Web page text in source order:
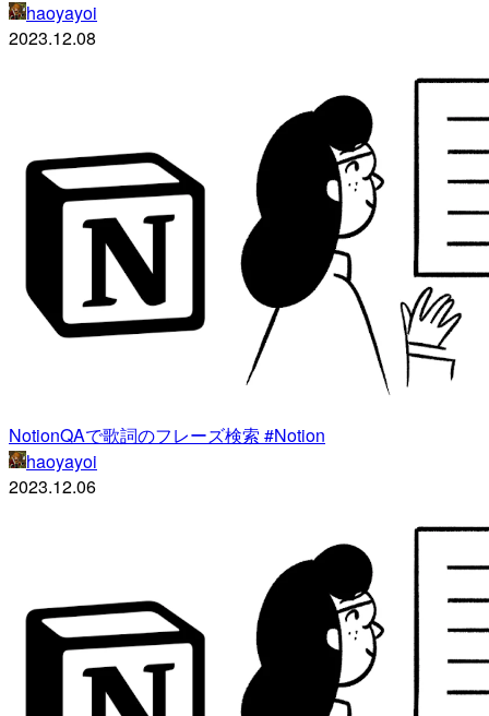
haoyayoi
2023.12.08
NotionQAで歌詞のフレーズ検索 #Notion
haoyayoi
2023.12.06